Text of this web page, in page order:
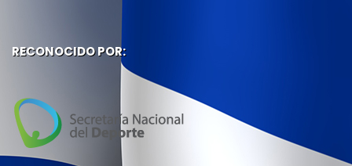
RECONOCIDO POR: